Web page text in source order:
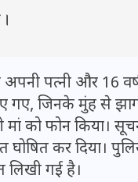
पत्नी और 16
गए, जिनके मुंह से
को फोन किया।
घोषित कर दिया।
लिखी गई है।
डेटा
की कीमत
बड़ा अपडेट
30 दिसम्बर 2025